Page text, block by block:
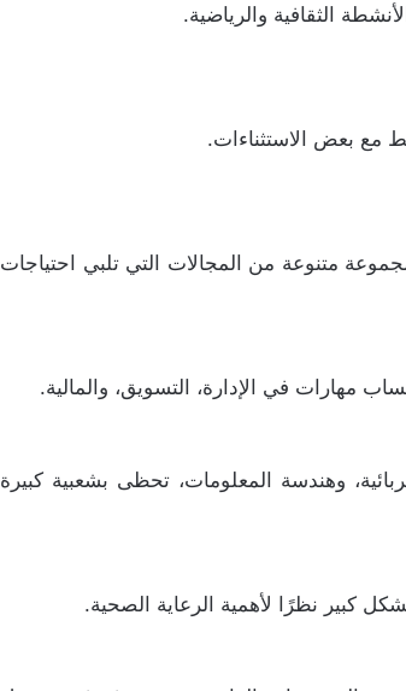
الثقافية والرياضية.
مع بعض الاستثناءات.
متنوعة من المجالات التي تلبي احتياجات
مهارات في الإدارة، التسويق، والمالية.
وهندسة المعلومات، تحظى بشعبية كبيرة
كبير نظرًا لأهمية الرعاية الصحية.